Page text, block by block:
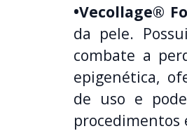
•Vecollage®
da pele.
combate a
epigenética,
de uso e
procedimentos